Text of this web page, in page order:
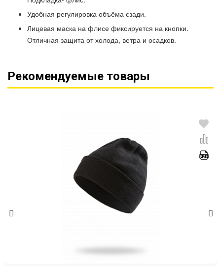
Удобная регулировка объёма сзади.
Лицевая маска на флисе фиксируется на кнопки.
Отличная защита от холода, ветра и осадков.
Рекомендуемые товары